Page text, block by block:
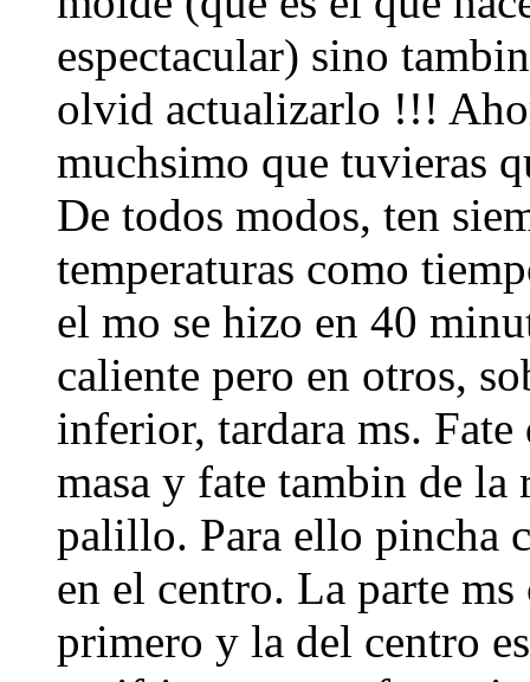
espectacular) sino
olvid actualizarlo !!!
muchsimo que tuvieras
De todos modos, ten
temperaturas como
el mo se hizo en 40
caliente pero en otros,
inferior, tardara ms.
masa y fate tambin de la
palillo. Para ello pincha
en el centro. La parte ms
primero y la del centro